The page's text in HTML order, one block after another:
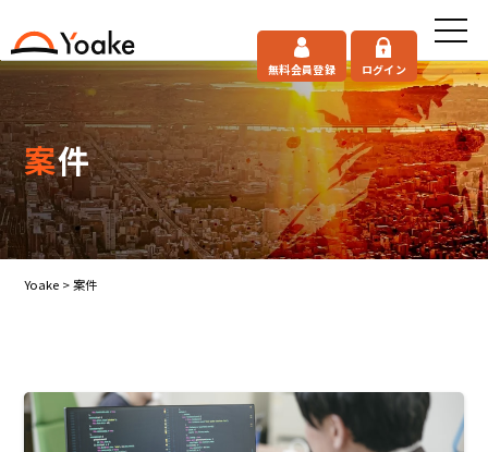
無料会員登録 ログイン
案件
Yoake >案件